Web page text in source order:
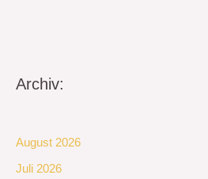
Archiv:
August 2026
Juli 2026